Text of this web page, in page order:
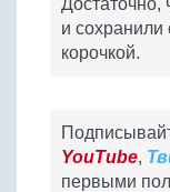
Достаточно,
и сохранили
корочкой.
YouTube,
первыми